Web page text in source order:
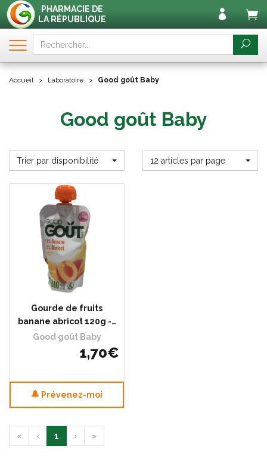
PHARMACIE DE
LA RÉPUBLIQUE
Accueil Laboratoire Good goût Baby
Good goût Baby
Trier par disponibilité 12 articles par page
Gourde de fruits
banane abricot 120g -…
Good goût Baby
1,70€
Prévenez-moi
« ‹ 1 › »